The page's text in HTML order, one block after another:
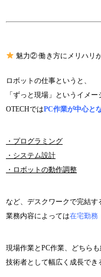
魅力② 働き方にメリハリ
ロボットの仕事というと、
「ずっと現場」というイメー
OTECHではPC作業が中心と
・プログラミング
・システム設計
・ロボットの動作調整
など、デスクワークで完結す
業務内容によっては在宅勤務
現場作業とPC作業、どちらも
技術者として幅広く成長でき